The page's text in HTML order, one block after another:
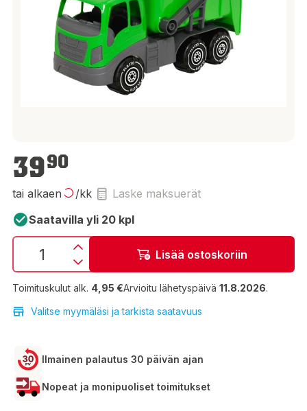
3990
tai alkaen /kk
Laske maksuerät
Saatavilla yli 20 kpl
Lisää ostoskoriin
Toimituskulut alk. 4,95 €Arvioitu lähetyspäivä 11.8.2026.
Valitse myymäläsi ja tarkista saatavuus
Ilmainen palautus 30 päivän ajan
Nopeat ja monipuoliset toimitukset